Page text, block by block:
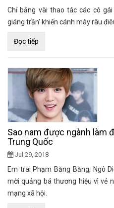
Chỉ bằng vài thao tác các cô
giáng trần' khiến cánh mày râu
Đọc tiếp
Sao nam được ngành làm
Trung Quốc
Jul 29, 2018
Em trai Phạm Băng Băng, Ngô
mời quảng bá thương hiệu vì vẻ
mạng xã hội.